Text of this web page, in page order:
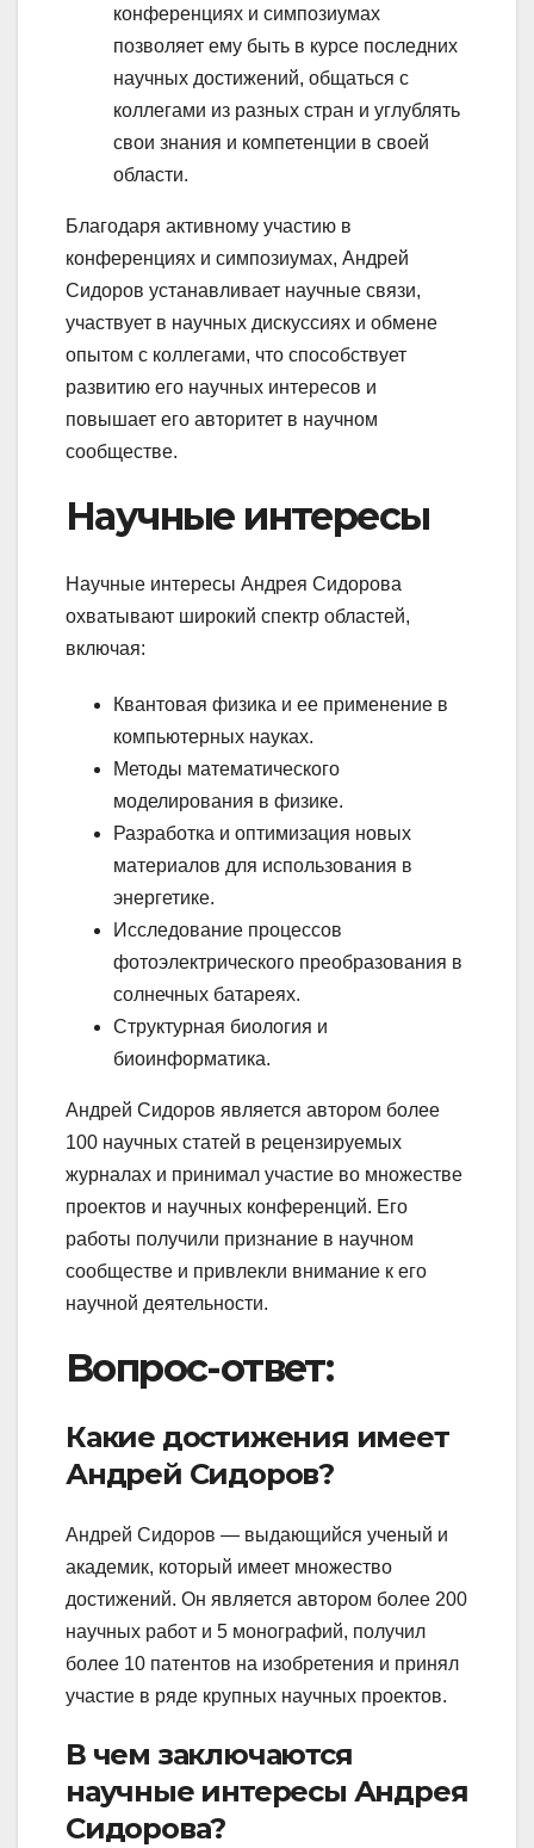
конференциях и симпозиумах
позволяет ему быть в курсе последних
научных достижений, общаться с
коллегами из разных стран и углублять
свои знания и компетенции в своей
области.
Благодаря активному участию в
конференциях и симпозиумах, Андрей
Сидоров устанавливает научные связи,
участвует в научных дискуссиях и обмене
опытом с коллегами, что способствует
развитию его научных интересов и
повышает его авторитет в научном
сообществе.
Научные интересы
Научные интересы Андрея Сидорова
охватывают широкий спектр областей,
включая:
Квантовая физика и ее применение в
компьютерных науках.
Методы математического
моделирования в физике.
Разработка и оптимизация новых
материалов для использования в
энергетике.
Исследование процессов
фотоэлектрического преобразования в
солнечных батареях.
Структурная биология и
биоинформатика.
Андрей Сидоров является автором более
100 научных статей в рецензируемых
журналах и принимал участие во множестве
проектов и научных конференций. Его
работы получили признание в научном
сообществе и привлекли внимание к его
научной деятельности.
Вопрос-ответ:
Какие достижения имеет
Андрей Сидоров?
Андрей Сидоров — выдающийся ученый и
академик, который имеет множество
достижений. Он является автором более 200
научных работ и 5 монографий, получил
более 10 патентов на изобретения и принял
участие в ряде крупных научных проектов.
В чем заключаются
научные интересы Андрея
Сидорова?